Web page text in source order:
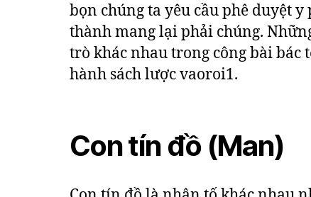
bọn chúng ta yêu cầu phê duyệt
thành mang lại phải chúng.
trò khác nhau trong công bài bác
hành sách lược vaoroi1.
Con tín đồ (Man)